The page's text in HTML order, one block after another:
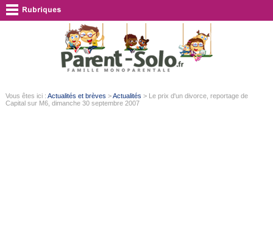
Vous êtes ici : Actualités et brèves >Actualités > Le prix d'un divorce, reportage de
Capital sur M6, dimanche 30 septembre 2007